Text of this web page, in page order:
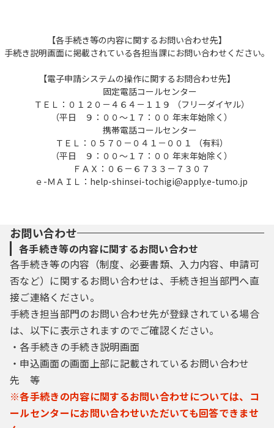
３ 利用者ＩＤ・パスワード等の登録・変更
及び削除
本システムを利用して申請・届出等手続を行
う場合は、利用者たる本人が利用方法に従い
利用者登録を行うことができるものとしま
す。
（１）利用者登録を行う際は、利用者ＩＤ、
パスワード、氏名、住所、その他の必要な事
があった場合は変更手続を行ってください。
（３）本システムは、利用者が登録したメー
ルアドレスへＵＲＬを送信します。利用者
は、メールに記載されているＵＲＬにアクセ
スすることで、本登録を行います。
（４）利用者登録にて登録された情報は、栃
木県にて管理されます。
（５）利用者は、登録した利用者情報を使用
しなくなった場合に削除をすることができま
す。
４ 利用者ＩＤ・パスワード等の管理
【各手続き等の内容に関するお問い合わせ先】
手続き説明画面に掲載されている各担当課にお問い合わせください。
【電子申請システムの操作に関するお問合わせ先】
固定電話コールセンター
ＴＥＬ：０１２０－４６４－１１９ （フリーダイヤル）
（平日 ９：００～１７：００ 年末年始除く）
携帯電話コールセンター
ＴＥＬ：０５７０－０４１－００１ （有料）
（平日 ９：００～１７：００ 年末年始除く）
ＦＡＸ：０６－６７３３－７３０７
ｅ-ＭＡＩＬ：help-shinsei-tochigi@apply.e-tumo.jp
お問い合わせ
各手続き等の内容に関するお問い合わせ
各手続き等の内容（制度、必要書類、入力内容、申請可
否など）に関するお問い合わせは、手続き担当部門へ直
接ご連絡ください。
手続き担当部門のお問い合わせ先が登録されている場合
は、以下に表示されますのでご確認ください。
・各手続きの手続き説明画面
・申込画面の画面上部に記載されているお問い合わせ
先 等
※各手続きの内容に関するお問い合わせについては、コ
ールセンターにお問い合わせいただいても回答できませ